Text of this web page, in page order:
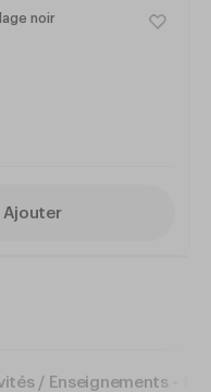
noir
Ajouter
/ Enseignements -